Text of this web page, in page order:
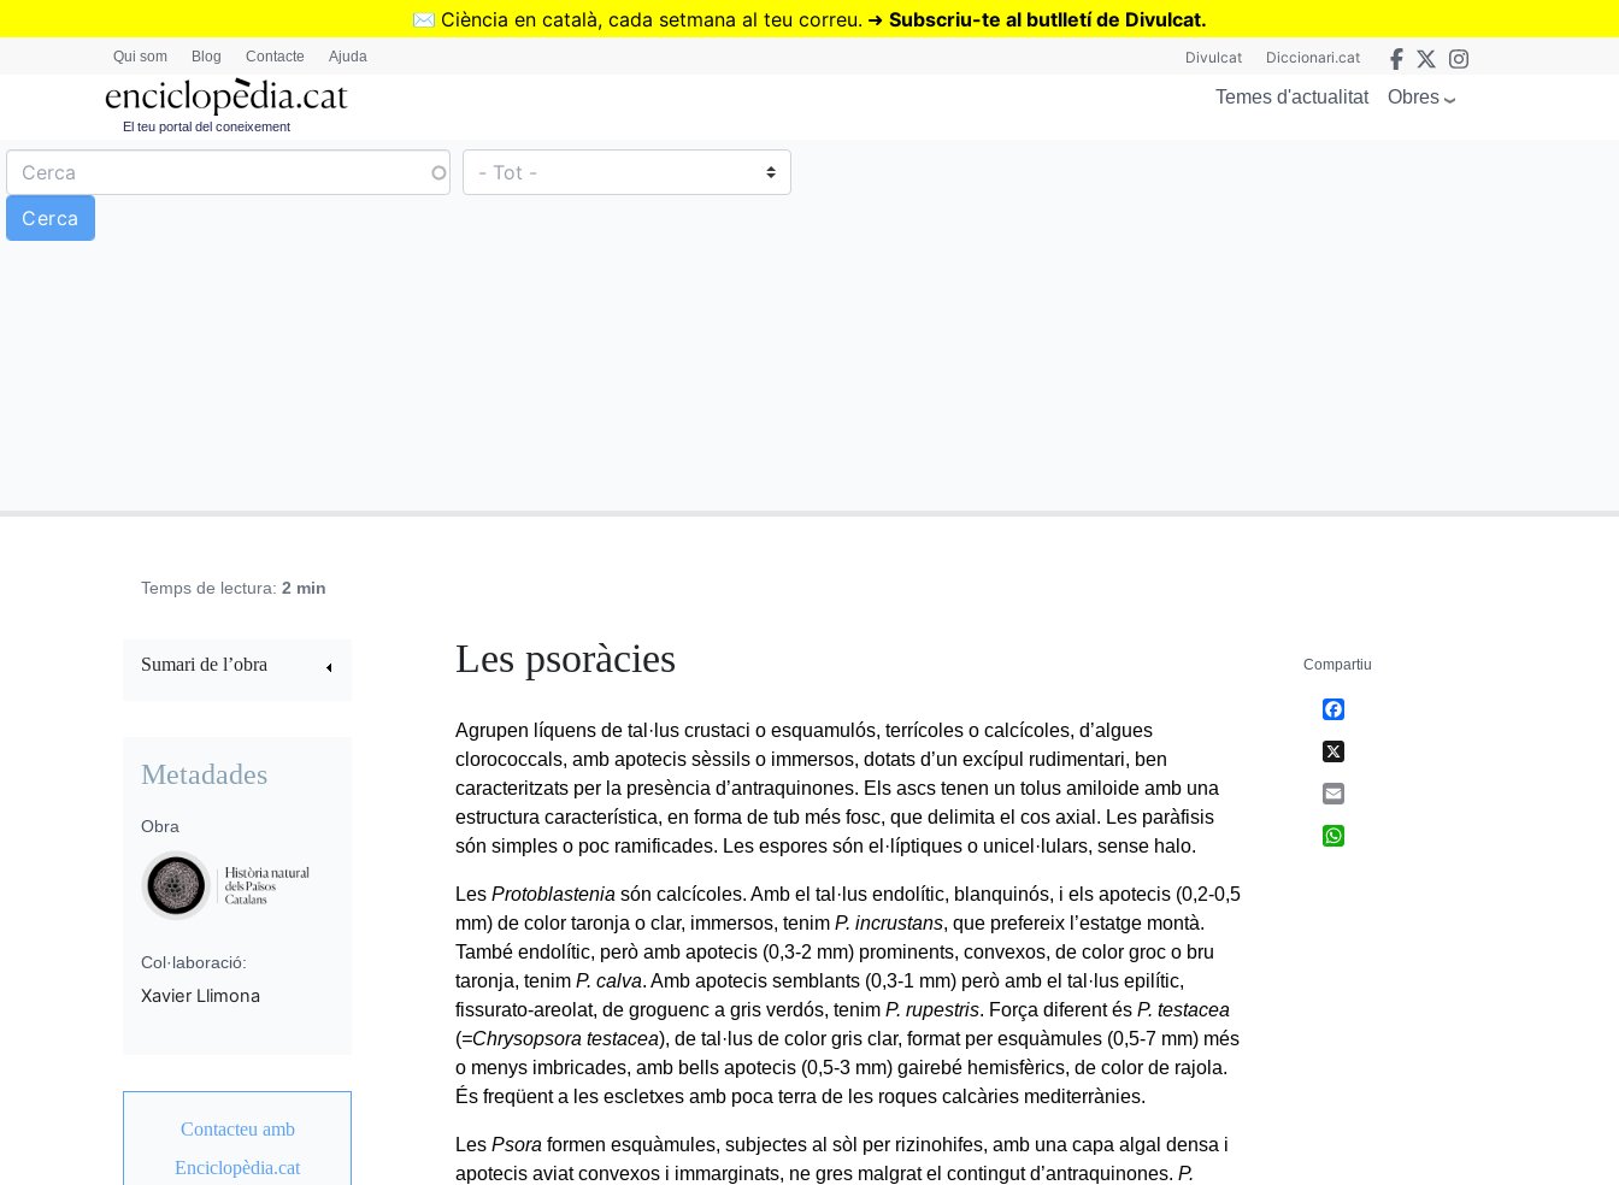
Vés
✉️ Ciència en català, cada setmana al teu correu. ➜ Subscriu-te al butlletí de Divulcat.
Qui som Blog Contacte Ajuda Divulcat Diccionari.cat
El teu portal del coneixement
Temes d'actualitat Obres
Temps de lectura: 2 min
Les psoràcies
Agrupen líquens de tal·lus crustaci o esquamulós, terrícoles o calcícoles, d’algues
clorococcals, amb apotecis sèssils o immersos, dotats d’un excípul rudimentari, ben
caracteritzats per la presència d’antraquinones. Els ascs tenen un tolus amiloide amb una
estructura característica, en forma de tub més fosc, que delimita el cos axial. Les paràfisis
són simples o poc ramificades. Les espores són el·líptiques o unicel·lulars, sense halo.
LesProtoblastenia són calcícoles. Amb el tal·lus endolític, blanquinós, i els apotecis (0,2-0,5
mm) de color taronja o clar, immersos, tenimP. incrustans, que prefereix l’estatge montà.
També endolític, però amb apotecis (0,3-2 mm) prominents, convexos, de color groc o bru
taronja, tenimP. calva. Amb apotecis semblants (0,3-1 mm) però amb el tal·lus epilític,
fissurato-areolat, de groguenc a gris verdós, tenimP. rupestris. Força diferent ésP. testacea
(=Chrysopsora testacea), de tal·lus de color gris clar, format per esquàmules (0,5-7 mm) més
o menys imbricades, amb bells apotecis (0,5-3 mm) gairebé hemisfèrics, de color de rajola.
És freqüent a les escletxes amb poca terra de les roques calcàries mediterrànies.
LesPsora formen esquàmules, subjectes al sòl per rizinohifes, amb una capa algal densa i
apotecis aviat convexos i immarginats, ne gres malgrat el contingut d’antraquinones.P.
Sumari de l’obra
Metadades
Obra
Col·laboració:
Xavier Llimona
Contacteu amb
Enciclopèdia.cat
Compartiu